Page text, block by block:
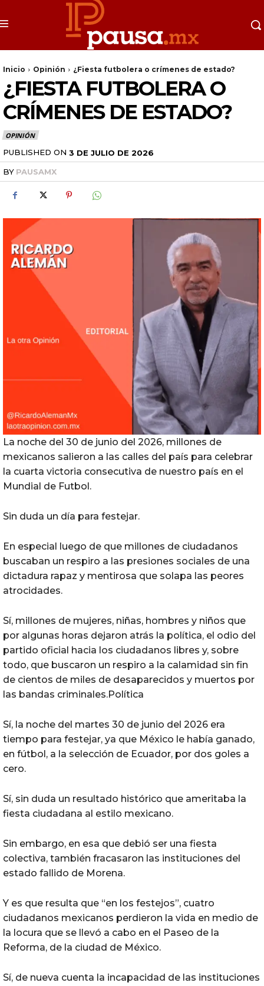
Inicio Opinión ¿Fiesta futbolera o crímenes de estado?
¿FIESTA FUTBOLERA O
CRÍMENES DE ESTADO?
OPINIÓN
PUBLISHED ON 3 DE JULIO DE 2026
BY PAUSAMX
La noche del 30 de junio del 2026, millones de
mexicanos salieron a las calles del país para celebrar
la cuarta victoria consecutiva de nuestro país en el
Mundial de Futbol.
Sin duda un día para festejar.
En especial luego de que millones de ciudadanos
buscaban un respiro a las presiones sociales de una
dictadura rapaz y mentirosa que solapa las peores
atrocidades.
Sí, millones de mujeres, niñas, hombres y niños que
por algunas horas dejaron atrás la política, el odio del
partido oficial hacia los ciudadanos libres y, sobre
todo, que buscaron un respiro a la calamidad sin fin
de cientos de miles de desaparecidos y muertos por
las bandas criminales.Política
Sí, la noche del martes 30 de junio del 2026 era
tiempo para festejar, ya que México le había ganado,
en fútbol, a la selección de Ecuador, por dos goles a
cero.
Sí, sin duda un resultado histórico que ameritaba la
fiesta ciudadana al estilo mexicano.
Sin embargo, en esa que debió ser una fiesta
colectiva, también fracasaron las instituciones del
estado fallido de Morena.
Y es que resulta que “en los festejos”, cuatro
ciudadanos mexicanos perdieron la vida en medio de
la locura que se llevó a cabo en el Paseo de la
Reforma, de la ciudad de México.
Sí, de nueva cuenta la incapacidad de las instituciones